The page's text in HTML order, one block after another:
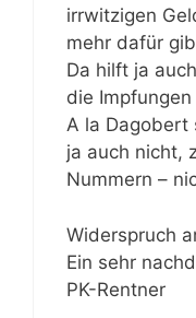
irrwitzigen
mehr dafür
Da hilft ja
die
A la Dagobert
ja auch nicht,
Nummern –
Widerspruch
Ein sehr
PK-Rentner